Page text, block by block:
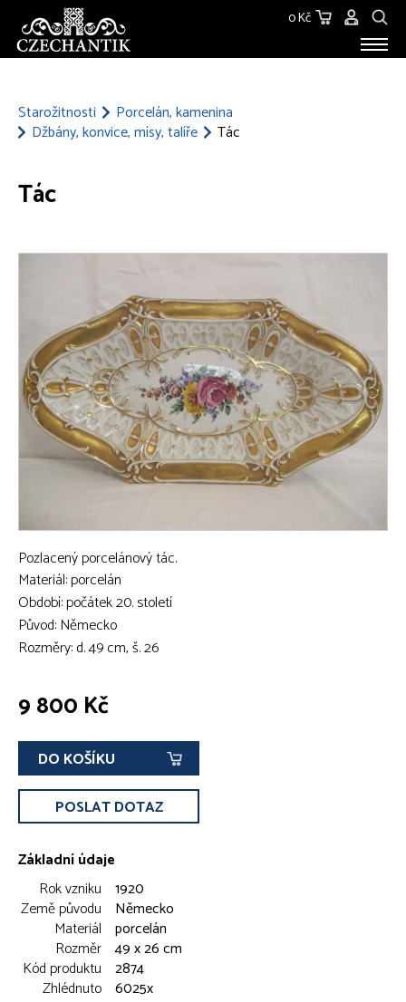
0 Kč
Starožitnosti
Porcelán, kamenina
Džbány, konvice, mísy, talíře
Tác
Tác
Pozlacený porcelánový tác.
Materiál: porcelán
Období: počátek 20. století
Původ: Německo
Rozměry: d. 49 cm, š. 26
9 800 Kč
DO KOŠÍKU
POSLAT DOTAZ
Základní údaje
Rok vzniku 1920
Země původu
Německo
Materiál porcelán
Rozměr 49 x 26 cm
Kód produktu 2874
Zhlédnuto 6025x